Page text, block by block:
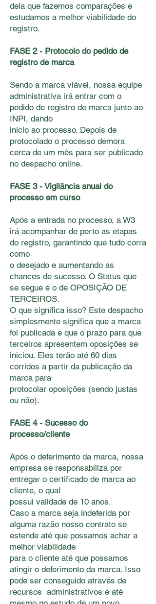
dela que fazemos comparações e
estudamos a melhor viabilidade do
registro.
FASE 2 - Protocolo do pedido de
registro de marca
Sendo a marca viável, nossa equipe
administrativa irá entrar com o
pedido de registro de marca junto ao
INPI, dando
início ao processo. Depois de
protocolado o processo demora
cerca de um mês para ser publicado
no despacho online.
FASE 3 - Vigilância anual do
processo em curso
Após a entrada no processo, a W3
irá acompanhar de perto as etapas
do registro, garantindo que tudo corra
como
o desejado e aumentando as
chances de sucesso. O Status que
se segue é o de OPOSIÇÃO DE
TERCEIROS.
O que signiﬁca isso? Este despacho
simplesmente signiﬁca que a marca
foi publicada e que o prazo para que
terceiros apresentem oposições se
iniciou. Eles terão até 60 dias
corridos a partir da publicação da
marca para
protocolar oposições (sendo justas
ou não).
FASE 4 - Sucesso do
processo/cliente
Após o deferimento da marca, nossa
empresa se responsabiliza por
entregar o certiﬁcado de marca ao
cliente, o qual
possui validade de 10 anos.
Caso a marca seja indeferida por
alguma razão nosso contrato se
estende até que possamos achar a
melhor viabilidade
para o cliente até que possamos
atingir o deferimento da marca. Isso
pode ser conseguido através de
recursos administrativos e até